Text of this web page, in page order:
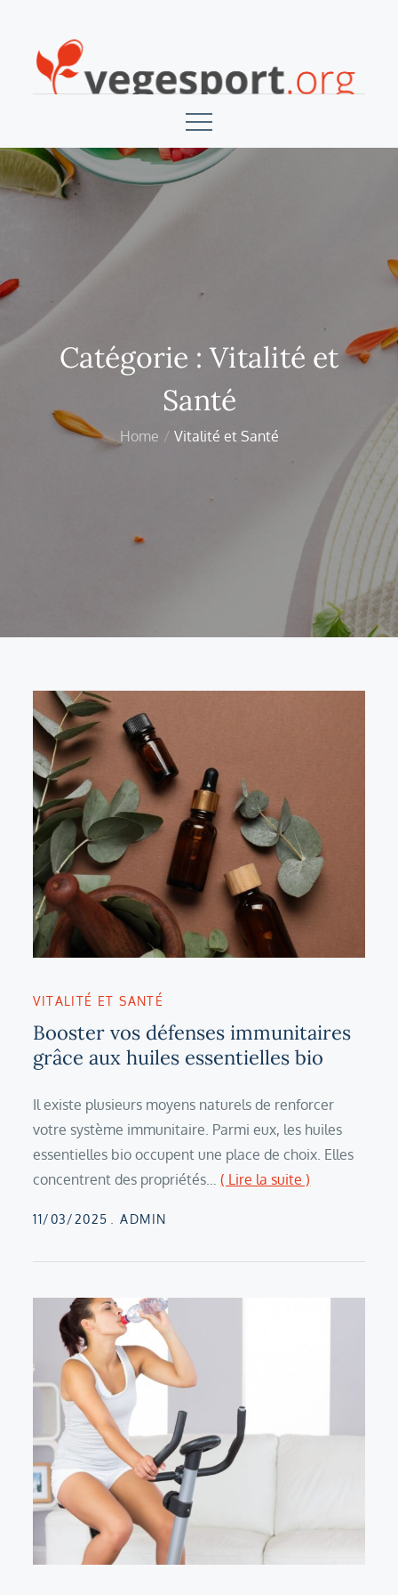
content
Vegesport
Catégorie : Vitalité et
Santé
Home Vitalité et Santé
VITALITÉ ET SANTÉ
Booster vos défenses immunitaires
grâce aux huiles essentielles bio
Il existe plusieurs moyens naturels de renforcer
votre système immunitaire. Parmi eux, les huiles
essentielles bio occupent une place de choix. Elles
concentrent des propriétés…( Lire la suite )
Posted
11/03/2025 ADMIN